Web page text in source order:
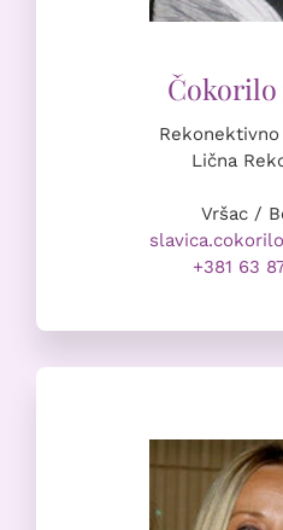
Lična
Vršac /
+381 63